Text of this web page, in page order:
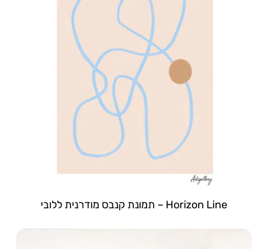
Horizon Line – תמונת קנבס מודרנית ללובי